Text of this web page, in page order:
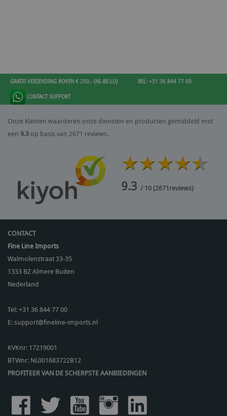
GRATIS VERZENDING BOVEN € 250,- (NL-BE-LU) BEL: +31 36 844 77 00
CONTACT SUPPORT
Onze klanten waarderen onze diensten en producten gemiddeld met
een 9.3 op basis van 2671 reviews.
9.3 / 10(2671reviews)
CONTACT
Fine Line Imports
Walmolenstraat 33-35
1333 BZAlmere Buiten
Nederland
Tel:+31 36 844 77 00
E:support@fineline-imports.nl
KVKnr: 17219001
BTWnr: NL001683722B12
PROFITEER VAN DE SCHERPSTE AANBIEDINGEN